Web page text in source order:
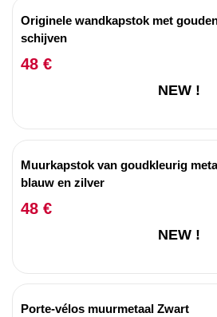
Originele wandkapstok met
schijven
48 €
NEW !
Muurkapstok van goudkleurig
blauw en zilver
48 €
NEW !
Porte-vélos muurmetaal Zwart